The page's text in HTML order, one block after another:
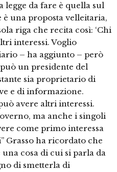
legge da fare è quella sul
è una proposta velleitaria,
riga che recita così: ‘Chi
interessi. Voglio
– ha aggiunto – però
un presidente del
sia proprietario di
e di informazione.
avere altri interessi.
ma anche i singoli
come primo interessa
Grasso ha ricordato che
cosa di cui si parla da
di smetterla di